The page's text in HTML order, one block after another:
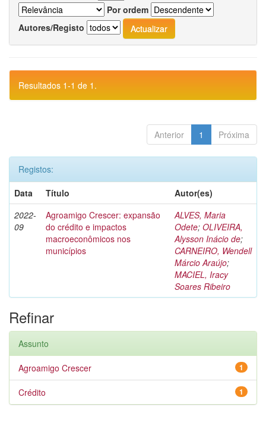
Por ordem
Autores/Registo
Resultados 1-1 de 1.
Anterior 1 Próxima
Registos:
Data
Título
Autor(es)
2022-
09
Agroamigo Crescer: expansão
do crédito e impactos
macroeconômicos nos
municípios
ALVES, Maria
Odete; OLIVEIRA,
Alysson Inácio de;
CARNEIRO, Wendell
Márcio Araújo;
MACIEL, Iracy
Soares Ribeiro
Refinar
Assunto
1
Agroamigo Crescer
1
Crédito